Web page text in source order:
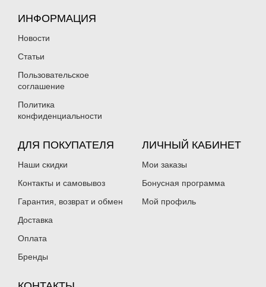
ИНФОРМАЦИЯ
Новости
Статьи
Пользовательское
соглашение
Политика
конфиденциальности
ДЛЯ ПОКУПАТЕЛЯ
Наши скидки
Контакты и самовывоз
Гарантия, возврат и обмен
Доставка
Оплата
Бренды
ЛИЧНЫЙ КАБИНЕТ
Мои заказы
Бонусная программа
Мой профиль